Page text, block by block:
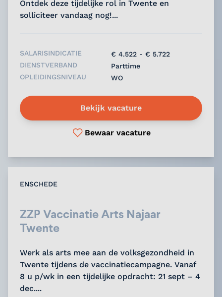
Ontdek deze tijdelijke rol in Twente en
solliciteer vandaag nog!...
SALARISINDICATIE
€ 4.522 - € 5.722
DIENSTVERBAND
Parttime
OPLEIDINGSNIVEAU
WO
Bekijk vacature
Bewaar vacature
ENSCHEDE
ZZP Vaccinatie Arts Najaar
Twente
Werk als arts mee aan de volksgezondheid in
Twente tijdens de vaccinatiecampagne. Vanaf
8 u p/wk in een tijdelijke opdracht: 21 sept – 4
dec....